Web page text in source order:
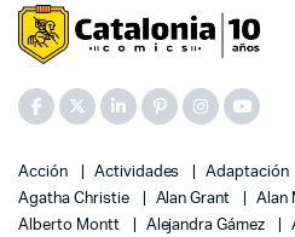
Acción Actividades Adaptación
Agatha Christie
Alan Grant Alan
Alberto Montt
Alejandra Gámez